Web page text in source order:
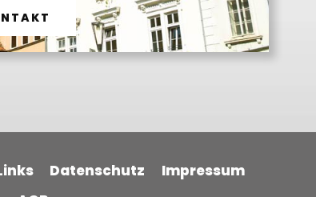
Datenschutz
Impressum